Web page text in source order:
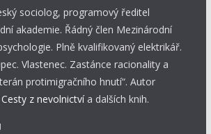
sociolog, programový ředitel
akademie. Řádný člen Mezinárodní
Plně kvalifikovaný elektrikář.
Vlastenec. Zastánce racionality a
protimigračního hnutí“. Autor
Cesty z nevolnictví a dalších knih.